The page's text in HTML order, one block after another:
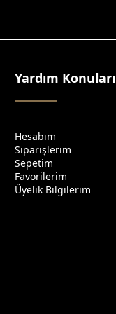
Yardım Konuları
Hesabım
Siparişlerim
Sepetim
Favorilerim
Üyelik Bilgilerim